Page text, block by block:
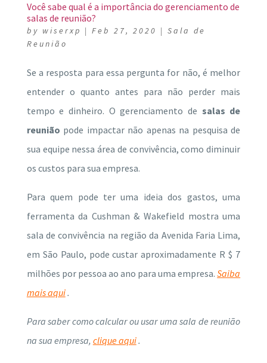
Você sabe qual é a importância do gerenciamento de
salas de reunião?
by wiserxp | Feb 27, 2020 | Sala de
Reunião
Se a resposta para essa pergunta for não, é melhor
entender o quanto antes para não perder mais
tempo e dinheiro. O gerenciamento de salas de
reunião pode impactar não apenas na pesquisa de
sua equipe nessa área de convivência, como diminuir
os custos para sua empresa.
Para quem pode ter uma ideia dos gastos, uma
ferramenta da Cushman & Wakefield mostra uma
sala de convivência na região da Avenida Faria Lima,
em São Paulo, pode custar aproximadamente R $ 7
milhões por pessoa ao ano para uma empresa.Saiba
mais aqui.
Para saber como calcular ou usar uma sala de reunião
na sua empresa, clique aqui.